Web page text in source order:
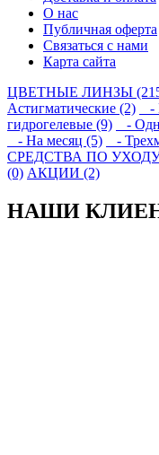
О нас
Публичная оферта
Связаться с нами
Карта сайта
ЦВЕТНЫЕ ЛИНЗЫ
Астигматические (2)
-
гидрогелевые (9)
-
- На месяц (5)
-
СРЕДСТВА ПО УХОДУ
(0) АКЦИИ (2)
НАШИ